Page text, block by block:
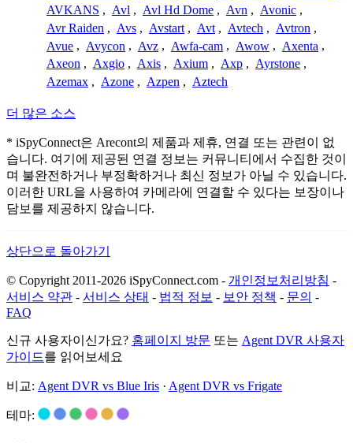
AVKANS , Avl , Avl Hd Dome , Avn , Avonic ,
Avr Raiden , Avs , Avstart , Avt , Avtech , Avtron ,
Avue , Avycon , Avz , Awfa-cam , Awow , Axenta ,
Axeon , Axgio , Axis , Axium , Axp , Ayrstone ,
Azemax , Azone , Azpen , Aztech
더 많은 소스
* iSpyConnect은 Arecont의 제품과 제휴, 연결 또는 관련이 없
습니다. 여기에 제공된 연결 정보는 커뮤니티에서 수집한 것이
며 불완전하거나 부정확하거나 최신 정보가 아닐 수 있습니다.
이러한 URL을 사용하여 카메라에 연결할 수 있다는 보장이나
담보를 제공하지 않습니다.
상단으로 돌아가기
© Copyright 2011-2026 iSpyConnect.com - 개인정보처리방침 -
서비스 약관 - 서비스 상태 - 법적 정보 - 보안 정책 - 문의 -
FAQ
신규 사용자이신가요? 홈페이지 방문 또는 Agent DVR 사용자
가이드를 읽어보세요
비교: Agent DVR vs Blue Iris · Agent DVR vs Frigate
테마: